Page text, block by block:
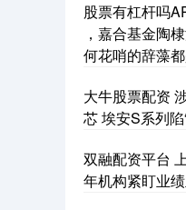
股票有杠杆吗
，嘉合基金陶
何花哨的辞藻
大牛股票配资
芯 埃安S系列陷
双融配资平台
年机构紧盯业